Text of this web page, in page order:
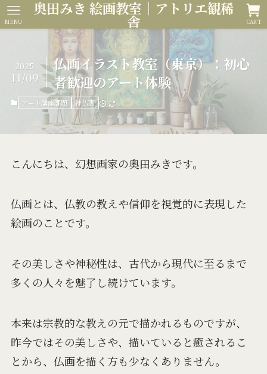
奥田みき 絵画教室｜アトリエ観稀
舎 CART
MENU
仏画イラスト教室（東京）：初心
者歓迎のアート体験
2025
11/09
アート講座課題 神仏画
こんにちは、幻想画家の奥田みきです。
仏画とは、仏教の教えや信仰を視覚的に表現した
絵画のことです。
その美しさや神秘性は、古代から現代に至るまで
多くの人々を魅了し続けています。
本来は宗教的な教えの元で描かれるものですが、
昨今ではその美しさや、描いていると癒されるこ
とから、仏画を描く方も少なくありません。